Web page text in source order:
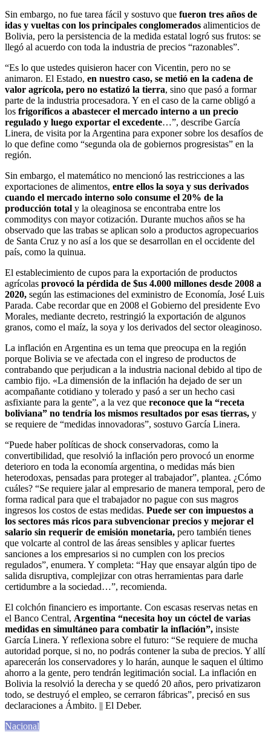
Sin embargo, no fue tarea fácil y sostuvo que fueron tres años de
idas y vueltas con los principales conglomerados alimenticios de
Bolivia, pero la persistencia de la medida estatal logró sus frutos: se
llegó al acuerdo con toda la industria de precios “razonables”.
“Es lo que ustedes quisieron hacer con Vicentin, pero no se
animaron. El Estado, en nuestro caso, se metió en la cadena de
valor agrícola, pero no estatizó la tierra, sino que pasó a formar
parte de la industria procesadora. Y en el caso de la carne obligó a
los frigoríficos a abastecer el mercado interno a un precio
regulado y luego exportar el excedente…”, describe García
Linera, de visita por la Argentina para exponer sobre los desafíos de
lo que define como “segunda ola de gobiernos progresistas” en la
región.
Sin embargo, el matemático no mencionó las restricciones a las
exportaciones de alimentos, entre ellos la soya y sus derivados
cuando el mercado interno solo consume el 20% de la
producción total y la oleaginosa se encontraba entre los
commoditys con mayor cotización. Durante muchos años se ha
observado que las trabas se aplican solo a productos agropecuarios
de Santa Cruz y no así a los que se desarrollan en el occidente del
país, como la quinua.
El establecimiento de cupos para la exportación de productos
agrícolas provocó la pérdida de $us 4.000 millones desde 2008 a
2020, según las estimaciones del exministro de Economía, José Luis
Parada. Cabe recordar que en 2008 el Gobierno del presidente Evo
Morales, mediante decreto, restringió la exportación de algunos
granos, como el maíz, la soya y los derivados del sector oleaginoso.
La inflación en Argentina es un tema que preocupa en la región
porque Bolivia se ve afectada con el ingreso de productos de
contrabando que perjudican a la industria nacional debido al tipo de
cambio fijo. «La dimensión de la inflación ha dejado de ser un
acompañante cotidiano y tolerado y pasó a ser un hecho casi
asfixiante para la gente”, a la vez que reconoce que la “receta
boliviana” no tendría los mismos resultados por esas tierras, y
se requiere de “medidas innovadoras”, sostuvo García Linera.
“Puede haber políticas de shock conservadoras, como la
convertibilidad, que resolvió la inflación pero provocó un enorme
deterioro en toda la economía argentina, o medidas más bien
heterodoxas, pensadas para proteger al trabajador”, plantea. ¿Cómo
cuáles? “Se requiere jalar al empresario de manera temporal, pero de
forma radical para que el trabajador no pague con sus magros
ingresos los costos de estas medidas. Puede ser con impuestos a
los sectores más ricos para subvencionar precios y mejorar el
salario sin requerir de emisión monetaria, pero también tienes
que volcarte al control de las áreas sensibles y aplicar fuertes
sanciones a los empresarios si no cumplen con los precios
regulados”, enumera. Y completa: “Hay que ensayar algún tipo de
salida disruptiva, complejizar con otras herramientas para darle
certidumbre a la sociedad…”, recomienda.
El colchón financiero es importante. Con escasas reservas netas en
el Banco Central, Argentina “necesita hoy un cóctel de varias
medidas en simultáneo para combatir la inflación”, insiste
García Linera. Y reflexiona sobre el futuro: “Se requiere de mucha
autoridad porque, si no, no podrás contener la suba de precios. Y allí
aparecerán los conservadores y lo harán, aunque le saquen el último
ahorro a la gente, pero tendrán legitimación social. La inflación en
Bolivia la resolvió la derecha y se quedó 20 años, pero privatizaron
todo, se destruyó el empleo, se cerraron fábricas”, precisó en sus
declaraciones a Ámbito. || El Deber.
Nacional